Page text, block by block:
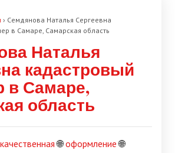
› Семдянова Наталья Сергеевна
в Самаре, Самарская область
Наталья
кадастровый
в Самаре,
область
качественная🌐оформление🌐